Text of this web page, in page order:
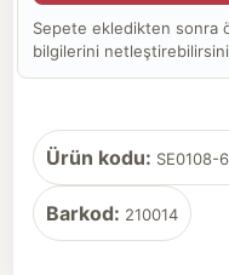
Sepete ekledikten sonra
bilgilerini
Ürün kodu: SE0108-
Barkod: 210014